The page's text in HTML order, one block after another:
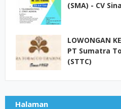
(SMA) - CV
LOWONGAN
PT Sumatra
(STTC)
Halaman